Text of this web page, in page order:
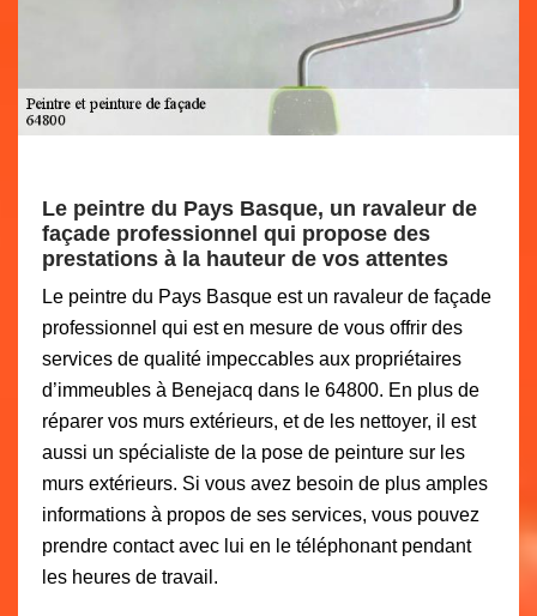
Le peintre du Pays Basque, un ravaleur de
façade professionnel qui propose des
prestations à la hauteur de vos attentes
Le peintre du Pays Basque est un ravaleur de façade
professionnel qui est en mesure de vous offrir des
services de qualité impeccables aux propriétaires
d’immeubles à Benejacq dans le 64800. En plus de
réparer vos murs extérieurs, et de les nettoyer, il est
aussi un spécialiste de la pose de peinture sur les
murs extérieurs. Si vous avez besoin de plus amples
informations à propos de ses services, vous pouvez
prendre contact avec lui en le téléphonant pendant
les heures de travail.